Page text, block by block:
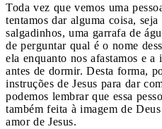
Toda vez que vemos uma
tentamos dar alguma coisa,
salgadinhos, uma garrafa de
de perguntar qual é o nome
ela enquanto nos afastamos e a
antes de dormir. Desta forma,
instruções de Jesus para dar
podemos lembrar que essa
também feita à imagem de
amor de Jesus.